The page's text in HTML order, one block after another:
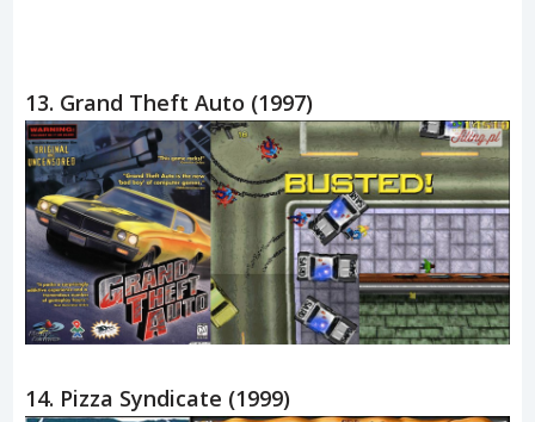
13. Grand Theft Auto (1997)
14. Pizza Syndicate (1999)